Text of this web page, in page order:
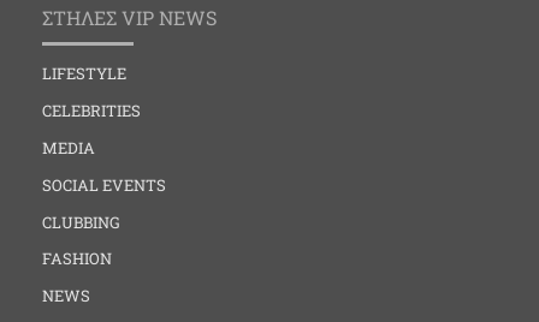
ΣΤΗΛΕΣ VIP NEWS
LIFESTYLE
CELEBRITIES
MEDIA
SOCIAL EVENTS
CLUBBING
FASHION
NEWS